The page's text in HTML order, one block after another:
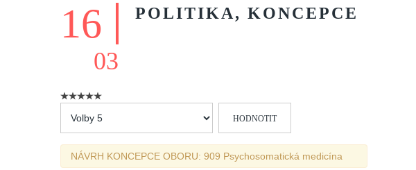
16
03
POLITIKA, KONCEPCE
prosím
NÁVRH KONCEPCE OBORU: 909 Psychosomatická medicína